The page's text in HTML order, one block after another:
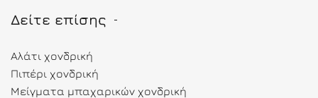
Δείτε επίσης
Αλάτι χονδρική
Πιπέρι χονδρική
Μείγματα μπαχαρικών χονδρική